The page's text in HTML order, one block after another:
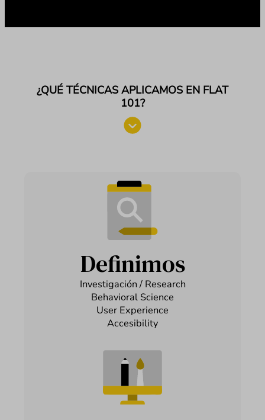
¿QUÉ TÉCNICAS APLICAMOS EN FLAT
101?
Definimos
Investigación / Research
Behavioral Science
User Experience
Accesibility